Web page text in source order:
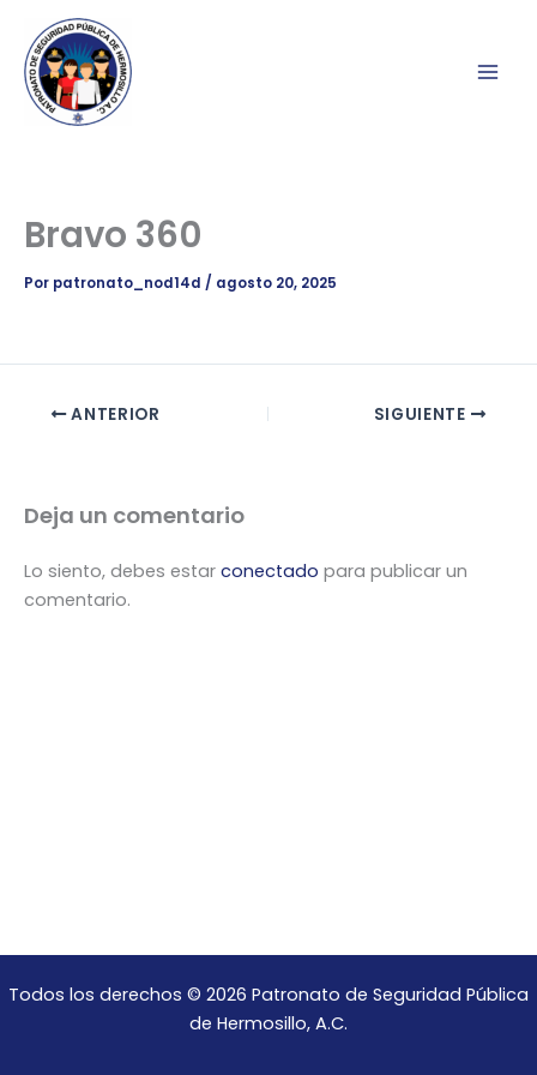
contenido
Bravo 360
Por patronato_nod14d / agosto 20, 2025
ANTERIOR SIGUIENTE
Deja un comentario
Lo siento, debes estar conectado para publicar un
comentario.
Todos los derechos © 2026 Patronato de Seguridad Pública
de Hermosillo, A.C.